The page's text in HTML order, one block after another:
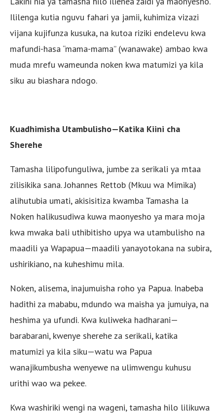
Ililenga kutia nguvu fahari ya jamii, kuhimiza vizazi
vijana kujifunza kusuka, na kutoa riziki endelevu kwa
mafundi-hasa “mama-mama” (wanawake) ambao kwa
muda mrefu wameunda noken kwa matumizi ya kila
siku au biashara ndogo.
Kuadhimisha Utambulisho—Katika Kiini cha
Sherehe
Tamasha lilipofunguliwa, jumbe za serikali ya mtaa
zilisikika sana. Johannes Rettob (Mkuu wa Mimika)
alihutubia umati, akisisitiza kwamba Tamasha la
Noken halikusudiwa kuwa maonyesho ya mara moja
kwa mwaka bali uthibitisho upya wa utambulisho na
maadili ya Wapapua—maadili yanayotokana na subira,
ushirikiano, na kuheshimu mila.
Noken, alisema, inajumuisha roho ya Papua. Inabeba
hadithi za mababu, mdundo wa maisha ya jumuiya, na
heshima ya ufundi. Kwa kuliweka hadharani—
barabarani, kwenye sherehe za serikali, katika
matumizi ya kila siku—watu wa Papua
wanajikumbusha wenyewe na ulimwengu kuhusu
urithi wao wa pekee.
Kwa washiriki wengi na wageni, tamasha hilo lilikuwa